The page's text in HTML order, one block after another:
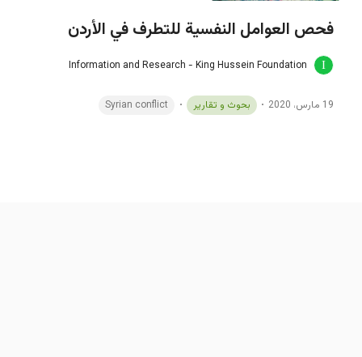
فحص العوامل النفسية للتطرف في الأردن
Information and Research - King Hussein Foundation
19 مارس، 2020 بحوث و تقارير Syrian conflict